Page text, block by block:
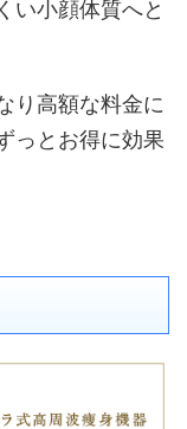
い小顔体質へと
り高額な料金に
っとお得に効果